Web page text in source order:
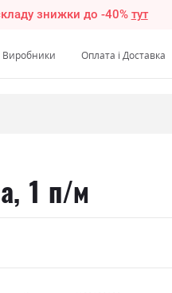
знижки до -40% тут
Виробники Оплата і Доставка
1 п/м